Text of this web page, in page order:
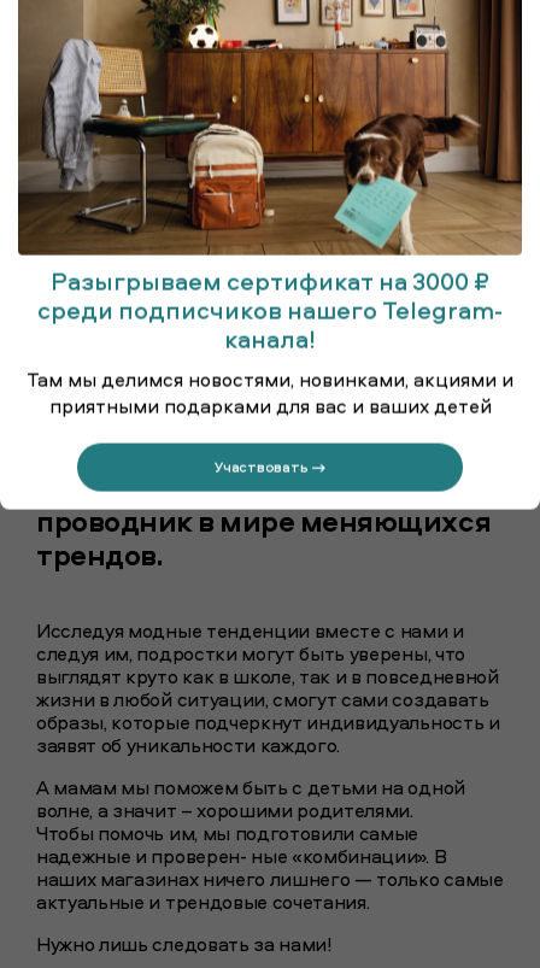
о нас
SMENA
Smena – навигатор в мире моды
для детей и подростков, друг и
проводник в мире меняющихся
трендов.
Исследуя модные тенденции вместе с нами и
следуя им, подростки могут быть уверены, что
выглядят круто как в школе, так и в повседневной
жизни в любой ситуации, смогут сами создавать
образы, которые подчеркнут индивидуальность и
заявят об уникальности каждого.
А мамам мы поможем быть с детьми на одной
волне, а значит – хорошими родителями.
Чтобы помочь им, мы подготовили самые
надежные и проверен- ные «комбинации». В
наших магазинах ничего лишнего — только самые
актуальные и трендовые сочетания.
Нужно лишь следовать за нами!
Разыгрываем сертификат на 3000 ₽
среди подписчиков нашего Telegram-
канала!
Там мы делимся новостями, новинками, акциями и
приятными подарками для вас и ваших детей
Участвовать →